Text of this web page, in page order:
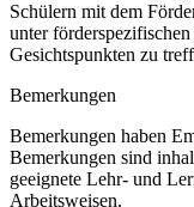
Schülern mit dem
unter
Gesichtspunkten zu
Bemerkungen
Bemerkungen haben
Bemerkungen sind
geeignete Lehr- und
Arbeitsweisen.